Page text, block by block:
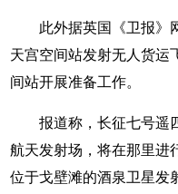
此外据英国《卫报》
天宫空间站发射无人货运
间站开展准备工作。
报道称，长征七号遥
航天发射场，将在那里进
位于戈壁滩的酒泉卫星发